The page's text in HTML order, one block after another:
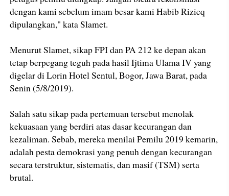
dengan kami sebelum imam besar kami Habib Rizieq
dipulangkan," kata Slamet.
Menurut Slamet, sikap FPI dan PA 212 ke depan akan
tetap berpegang teguh pada hasil Ijtima Ulama IV yang
digelar di Lorin Hotel Sentul, Bogor, Jawa Barat, pada
Senin (5/8/2019).
Salah satu sikap pada pertemuan tersebut menolak
kekuasaan yang berdiri atas dasar kecurangan dan
kezaliman. Sebab, mereka menilai Pemilu 2019 kemarin,
adalah pesta demokrasi yang penuh dengan kecurangan
secara terstruktur, sistematis, dan masif (TSM) serta
brutal.